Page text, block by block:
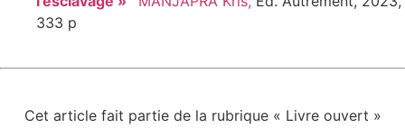
333 p
Cet article fait partie de la rubrique « Livre ouvert »